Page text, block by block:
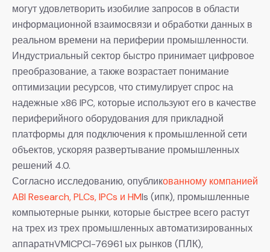
могут удовлетворить изобилие запросов в области
информационной взаимосвязи и обработки данных в
реальном времени на периферии промышленности.
Индустриальный сектор быстро принимает цифровое
преобразование, а также возрастает понимание
оптимизации ресурсов, что стимулирует спрос на
надежные x86 IPC, которые используют его в качестве
периферийного оборудования для прикладной
платформы для подключения к промышленной сети
объектов, ускоряя развертывание промышленных
решений 4.0.
Согласно исследованию, опубликованному компанией
ABI Research, PLCs, IPCs и HMIs (ипк), промышленные
компьютерные рынки, которые быстрее всего растут
на трех из трех промышленных автоматизированных
аппаратнVMICPCI-76961 ых рынков (ПЛК),